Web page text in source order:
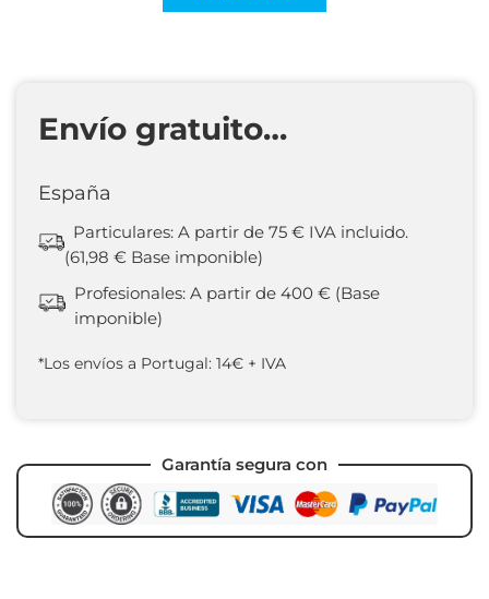
Envío gratuito…
España
Particulares: A partir de 75 € IVA incluido.
(61,98 € Base imponible)
Profesionales: A partir de 400 € (Base
imponible)
*Los envíos a Portugal: 14€ + IVA
Garantía segura con